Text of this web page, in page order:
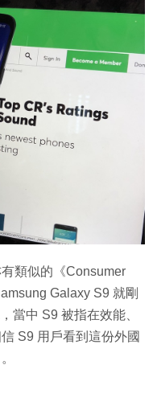
類似的《Consumer
Galaxy S9 就剛
當中 S9 被指在效能、
S9 用戶看到這份外國